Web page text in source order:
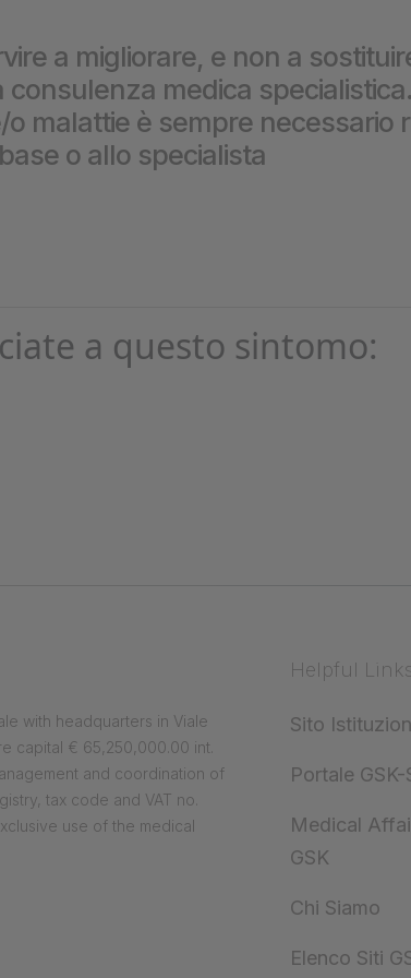
a migliorare, e non a
medica
malattie è sempre necessario
o allo specialista
a questo sintomo:
Helpful
with headquarters in Viale
capital € 65,250,000.00 int.
and coordination of
tax code and VAT no.
use of the medical
Sito
Portale GSK-
Medical
GSK
Chi Siamo
Elenco Siti